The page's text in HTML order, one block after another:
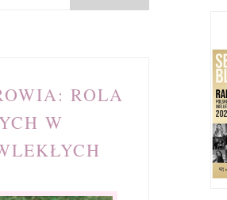
ROLA
W